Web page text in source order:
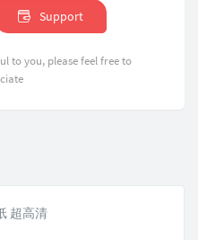
Support
to you, please feel free to
超高清